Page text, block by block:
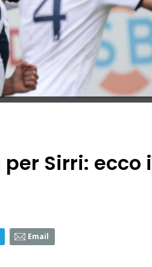
Sirri: ecco i
Email